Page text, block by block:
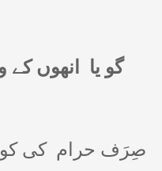
گو یا انھوں کے
صِرَف حرام کی